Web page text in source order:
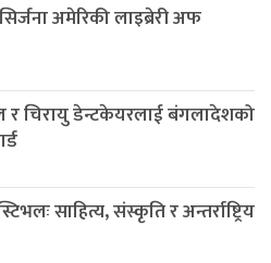
अमेरिकी लाइब्रेरी अफ
र चिरायु डेन्टकेयरलाई बंगलादेशको
साहित्य, संस्कृति र अन्तर्राष्ट्रिय